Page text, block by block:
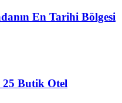
En Tarihi Bölgesi
Butik Otel